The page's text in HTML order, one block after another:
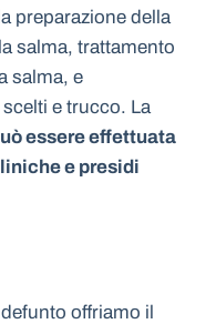
preparazione della
salma, trattamento
salma, e
e trucco. La
essere effettuata
e presidi
offriamo il